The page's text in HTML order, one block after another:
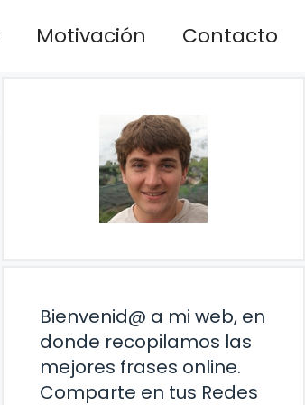
Motivación Contacto
Bienvenid@ a mi web, en
donde recopilamos las
mejores frases online.
Comparte en tus Redes